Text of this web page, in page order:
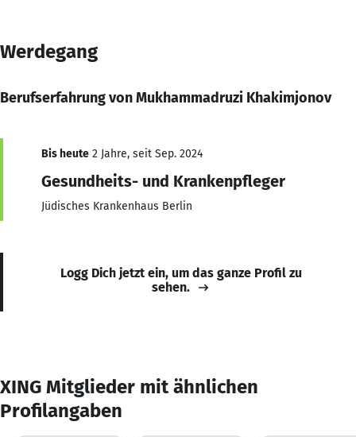
Werdegang
Berufserfahrung von Mukhammadruzi Khakimjonov
Bis heute 2 Jahre, seit Sep. 2024
Gesundheits- und Krankenpfleger
Jüdisches Krankenhaus Berlin
Logg Dich jetzt ein, um das ganze Profil zu
sehen.
XING Mitglieder mit ähnlichen
Profilangaben